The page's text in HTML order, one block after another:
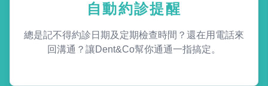
自動約診提醒
總是記不得約診日期及定期檢查時間？還在用電話來
回溝通？讓Dent&Co幫你通通一指搞定。